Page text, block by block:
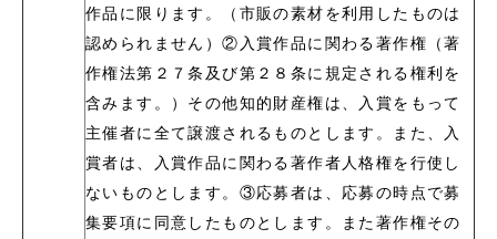
作品に限ります。（市販の素材を利用したものは
認められません）②入賞作品に関わる著作権（著
作権法第２７条及び第２８条に規定される権利を
含みます。）その他知的財産権は、入賞をもって
主催者に全て譲渡されるものとします。また、入
賞者は、入賞作品に関わる著作者人格権を行使し
ないものとします。③応募者は、応募の時点で募
集要項に同意したものとします。また著作権その